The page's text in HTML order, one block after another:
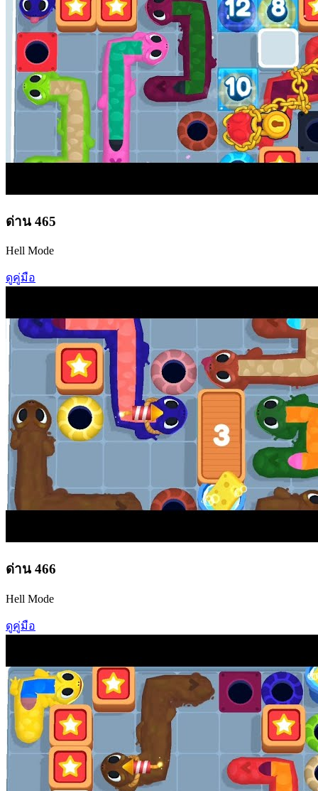
ด่าน 465
Hell Mode
ดูคู่มือ
ด่าน 466
Hell Mode
ดูคู่มือ